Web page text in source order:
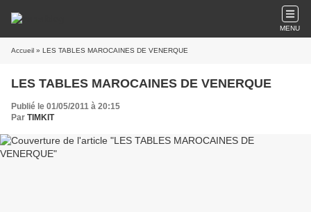
MENU
Accueil » LES TABLES MAROCAINES DE VENERQUE
LES TABLES MAROCAINES DE VENERQUE
Publié le 01/05/2011 à 20:15
Par TIMKIT